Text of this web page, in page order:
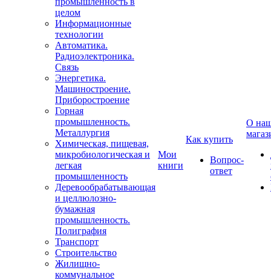
целом
Информационные
технологии
Автоматика.
Радиоэлектроника.
Связь
Энергетика.
Машиностроение.
Приборостроение
Горная
промышленность.
Металлургия
Химическая, пищевая,
микробиологическая и
легкая
промышленность
Деревообрабатывающая
и целлюлозно-
бумажная
промышленность.
Полиграфия
Транспорт
Строительство
Жилищно-
коммунальное
Мои
книги
Как купить
Вопрос-
ответ
О